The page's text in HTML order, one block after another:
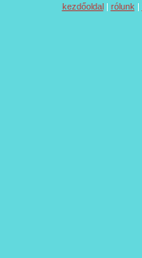
kezdőoldal| rólunk |